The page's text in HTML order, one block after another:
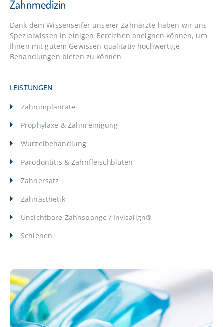
Zahnmedizin
Dank dem Wissenseifer unserer Zahnärzte haben wir uns
Spezialwissen in einigen Bereichen aneignen können, um
Ihnen mit gutem Gewissen qualitativ hochwertige
Behandlungen bieten zu können
LEISTUNGEN
Zahnimplantate
Prophylaxe & Zahnreinigung
Wurzelbehandlung
Parodontitis & Zahnfleischbluten
Zahnersatz
Zahnästhetik
Unsichtbare Zahnspange / Invisalign®
Schienen